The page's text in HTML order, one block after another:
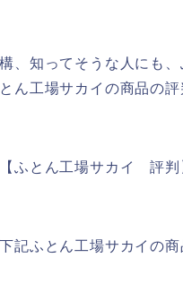
、知ってそうな人にも
ん工場サカイの商品の
ふとん工場サカイ 評判
記ふとん工場サカイの商